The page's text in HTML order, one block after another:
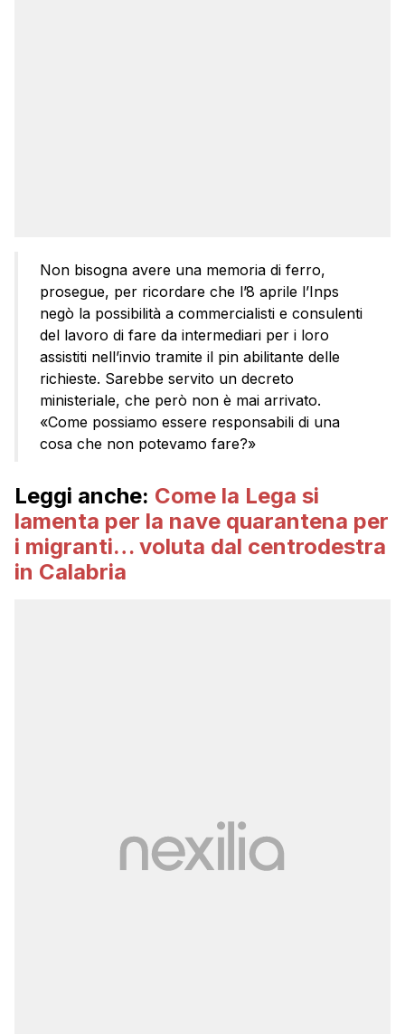
Non bisogna avere una memoria di ferro,
prosegue, per ricordare che l’8 aprile l’Inps
negò la possibilità a commercialisti e consulenti
del lavoro di fare da intermediari per i loro
assistiti nell’invio tramite il pin abilitante delle
richieste. Sarebbe servito un decreto
ministeriale, che però non è mai arrivato.
«Come possiamo essere responsabili di una
cosa che non potevamo fare?»
Leggi anche: Come la Lega si
lamenta per la nave quarantena per
i migranti… voluta dal centrodestra
in Calabria